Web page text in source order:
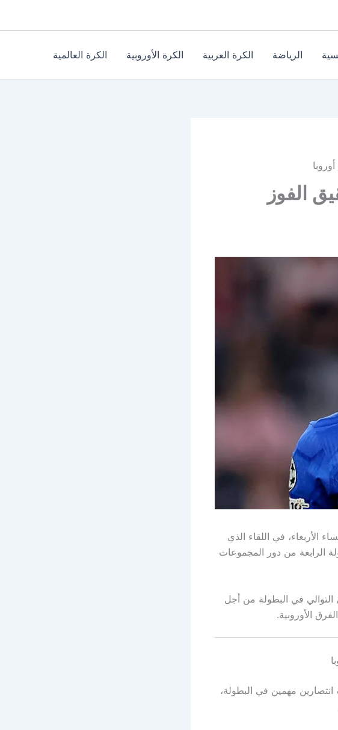
الرياضة الكرة العربية الكرة الأوروبية الكرة العالمية
الفوز
الأربعاء، في اللقاء الذي
الرابعة من دور المجموعات
التوالي في البطولة من أجل
الأوروبية.
انتصارين مهمين في البطولة،